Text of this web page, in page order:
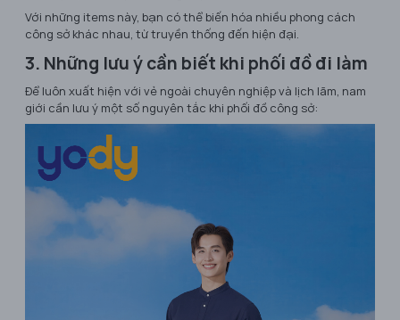
Với những items này, bạn có thể biến hóa nhiều phong cách
công sở khác nhau, từ truyền thống đến hiện đại.
3. Những lưu ý cần biết khi phối đồ đi làm
Để luôn xuất hiện với vẻ ngoài chuyên nghiệp và lịch lãm, nam
giới cần lưu ý một số nguyên tắc khi phối đồ công sở: